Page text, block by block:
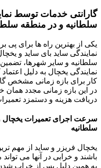
گارانتی خدمات توسط
سلطانیه و در منطقه
یکی از بهترین راه ها برای پی
نمایندگی ساید بای ساید و
سلطانیه و سایر شهرها،
نمایندگی یخچال به دلیل
کار برای بازه زمانی مشخص
در این بازه زمانی مجدد همان
دریافت هزینه و دستمزد
سرعت اجرای تعمیرات یخچال
سلطانیه
یخچال فریزر و ساید از مهم
باشند و خرابی در آنها می
به همین دلیل پس از خراب شدن